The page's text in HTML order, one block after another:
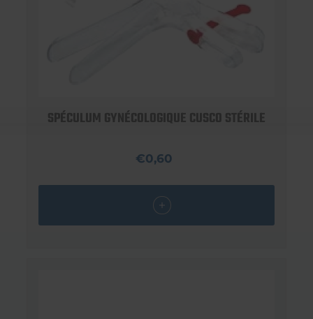
SPÉCULUM GYNÉCOLOGIQUE CUSCO STÉRILE
€0,60